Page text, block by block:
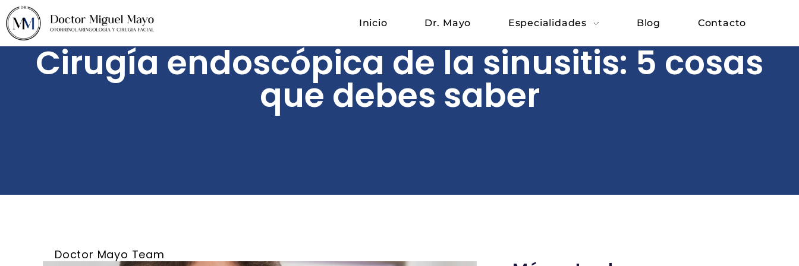
Inicio Dr. Mayo Especialidades Blog Contacto
Cirugía endoscópica de la sinusitis: 5 cosas
que debes saber
Doctor Mayo Team